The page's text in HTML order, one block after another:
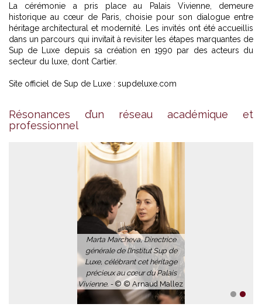
La cérémonie a pris place au Palais Vivienne, demeure
historique au cœur de Paris, choisie pour son dialogue entre
héritage architectural et modernité. Les invités ont été accueillis
dans un parcours qui invitait à revisiter les étapes marquantes de
Sup de Luxe depuis sa création en 1990 par des acteurs du
secteur du luxe, dont Cartier.
Site officiel de Sup de Luxe : supdeluxe.com
Résonances d’un réseau académique et
professionnel
Marta Marcheva, Directrice
générale de l’Institut Sup de
Luxe, célébrant cet héritage
précieux au cœur du Palais
Vivienne. - © © Arnaud Mallez